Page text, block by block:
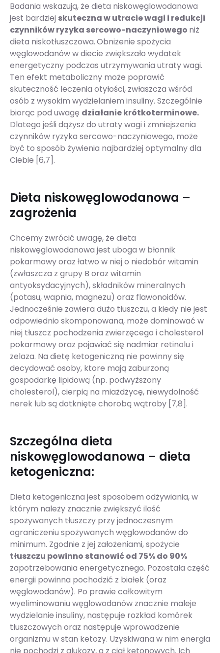
Badania wskazują, że dieta niskowęglowodanowa
jest bardziej skuteczna w utracie wagi i redukcji
czynników ryzyka sercowo-naczyniowego niż
dieta niskotłuszczowa.Obniżenie spożycia
węglowodanów w diecie zwiększało wydatek
energetyczny podczas utrzymywania utraty wagi.
Ten efekt metaboliczny może poprawić
skuteczność leczenia otyłości, zwłaszcza wśród
osób z wysokim wydzielaniem insuliny. Szczególnie
biorąc pod uwagę działanie krótkoterminowe.
Dlatego jeśli dążysz do utraty wagi i zmniejszenia
czynników ryzyka sercowo-naczyniowego, może
być to sposób żywienia najbardziej optymalny dla
Ciebie [6,7].
Dieta niskowęglowodanowa –
zagrożenia
Chcemy zwrócić uwagę, że dieta
niskowęglowodanowa jest uboga w błonnik
pokarmowy oraz łatwo w niej o niedobór witamin
(zwłaszcza z grupy B oraz witamin
antyoksydacyjnych), składników mineralnych
(potasu, wapnia, magnezu) oraz flawonoidów.
Jednocześnie zawiera dużo tłuszczu, a kiedy nie jest
odpowiednio skomponowana, może dominować w
niej tłuszcz pochodzenia zwierzęcego i cholesterol
pokarmowy oraz pojawiać się nadmiar retinolu i
żelaza. Na dietę ketogeniczną nie powinny się
decydować osoby, ktore mają zaburzoną
gospodarkę lipidową (np. podwyższony
cholesterol), cierpią na miażdżycę, niewydolność
nerek lub są dotknięte chorobą wątroby [7,8].
Szczególna dieta
niskowęglowodanowa – dieta
ketogeniczna:
Dieta ketogeniczna jest sposobem odżywiania, w
którym należy znacznie zwiększyć ilość
spożywanych tłuszczy przy jednoczesnym
ograniczeniu spożywanych węglowodanów do
minimum. Zgodnie z jej założeniami, spożycie
tłuszczu powinno stanowić od 75% do 90%
zapotrzebowania energetycznego. Pozostała część
energii powinna pochodzić z białek (oraz
węglowodanów). Po prawie całkowitym
wyeliminowaniu węglowodanów znacznie maleje
wydzielanie insuliny, następuje rozkład komórek
tłuszczowych oraz następuje wprowadzenie
organizmu w stan ketozy. Uzyskiwana w nim energia